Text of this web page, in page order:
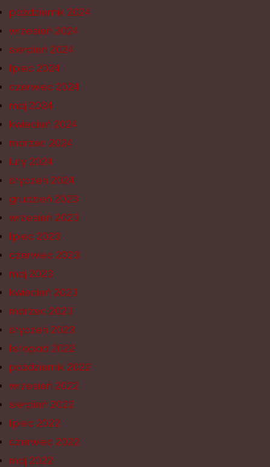
październik 2024
wrzesień 2024
sierpień 2024
lipiec 2024
czerwiec 2024
maj 2024
kwiecień 2024
marzec 2024
luty 2024
styczeń 2024
grudzień 2023
wrzesień 2023
lipiec 2023
czerwiec 2023
maj 2023
kwiecień 2023
marzec 2023
styczeń 2023
listopad 2022
październik 2022
wrzesień 2022
sierpień 2022
lipiec 2022
czerwiec 2022
maj 2022